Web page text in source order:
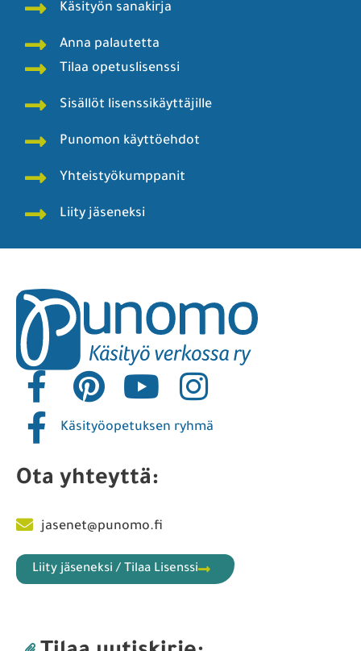
Käsityön sanakirja
Anna palautetta
Tilaa opetuslisenssi
Sisällöt lisenssikäyttäjille
Punomon käyttöehdot
Yhteistyökumppanit
Liity jäseneksi
Käsityöopetuksen ryhmä
Ota yhteyttä:
jasenet@punomo.fi
Liity jäseneksi / Tilaa Lisenssi